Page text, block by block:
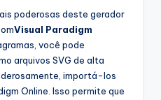
poderosas deste gerador
Visual Paradigm
você pode
arquivos SVG de alta
importá-los
Online. Isso permite que